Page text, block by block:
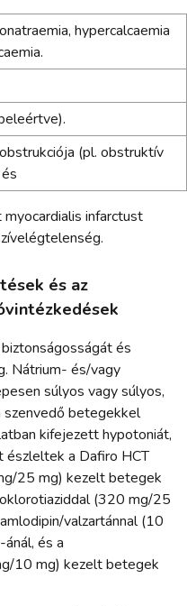
hypercalcaemia
(pl. obstruktív
infarctust
és az
és
Nátrium- és/vagy
súlyos vagy súlyos,
szenvedő betegekkel
kifejezett hypotoniát,
észleltek a Dafiro HCT
25 mg) kezelt betegek
(320 mg/25
valzartánnal (10
és a
10 mg) kezelt betegek